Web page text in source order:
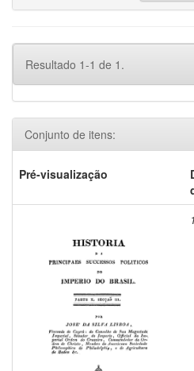
Resultado 1-1 de 1.
Conjunto de itens:
Pré-visualização